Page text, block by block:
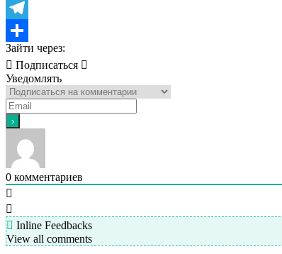
VK
Telegram
Отправить
Зайти через:
Подписаться
Уведомлять
0 комментариев
Inline Feedbacks
View all comments